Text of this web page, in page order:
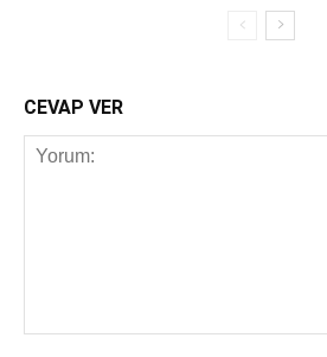
CEVAP VER